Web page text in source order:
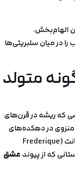
الهام‌بخش،
را در میان سلبریتی‌ها
متولد
که ریشه در قرن‌های
در دهکده‌های
آلپ پایه‌گذاری شده‌اند، داستان فردریک کنستانت (Frederique
عشق